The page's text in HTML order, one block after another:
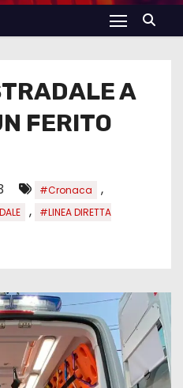
A
FERITO
#Cronaca ,
,
#LINEA DIRETTA